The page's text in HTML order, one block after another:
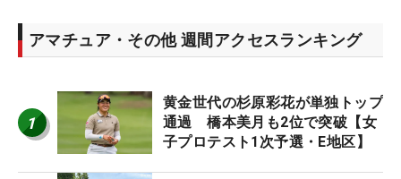
アマチュア・その他 週間アクセスランキング
1
黄金世代の杉原彩花が単独トップ
通過 橋本美月も2位で突破【女
子プロテスト1次予選・E地区】